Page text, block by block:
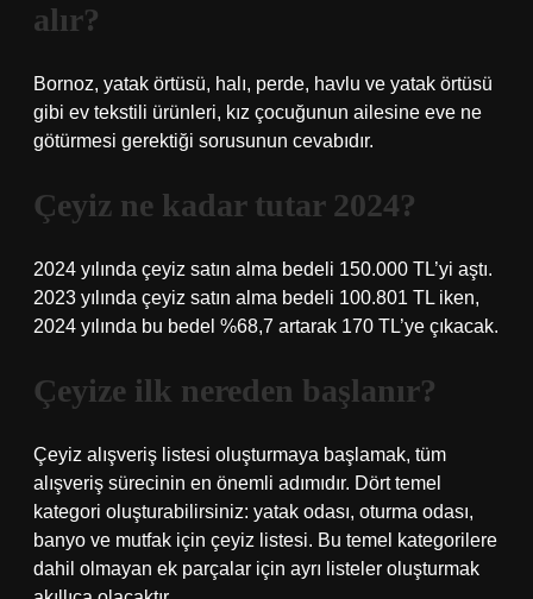
alır?
Bornoz, yatak örtüsü, halı, perde, havlu ve yatak örtüsü
gibi ev tekstili ürünleri, kız çocuğunun ailesine eve ne
götürmesi gerektiği sorusunun cevabıdır.
Çeyiz ne kadar tutar 2024?
2024 yılında çeyiz satın alma bedeli 150.000 TL’yi aştı.
2023 yılında çeyiz satın alma bedeli 100.801 TL iken,
2024 yılında bu bedel %68,7 artarak 170 TL’ye çıkacak.
Çeyize ilk nereden başlanır?
Çeyiz alışveriş listesi oluşturmaya başlamak, tüm
alışveriş sürecinin en önemli adımıdır. Dört temel
kategori oluşturabilirsiniz: yatak odası, oturma odası,
banyo ve mutfak için çeyiz listesi. Bu temel kategorilere
dahil olmayan ek parçalar için ayrı listeler oluşturmak